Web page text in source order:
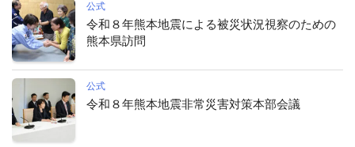
公式
令和８年熊本地震による被災状況視察のための
熊本県訪問
公式
令和８年熊本地震非常災害対策本部会議